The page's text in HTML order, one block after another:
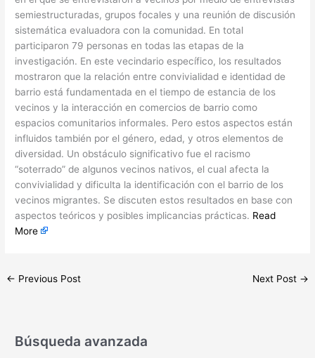
semiestructuradas, grupos focales y una reunión de discusión
sistemática evaluadora con la comunidad. En total
participaron 79 personas en todas las etapas de la
investigación. En este vecindario específico, los resultados
mostraron que la relación entre convivialidad e identidad de
barrio está fundamentada en el tiempo de estancia de los
vecinos y la interacción en comercios de barrio como
espacios comunitarios informales. Pero estos aspectos están
influidos también por el género, edad, y otros elementos de
diversidad. Un obstáculo significativo fue el racismo
“soterrado” de algunos vecinos nativos, el cual afecta la
convivialidad y dificulta la identificación con el barrio de los
vecinos migrantes. Se discuten estos resultados en base con
aspectos teóricos y posibles implicancias prácticas. Read
More
← Previous Post Next Post →
Búsqueda avanzada